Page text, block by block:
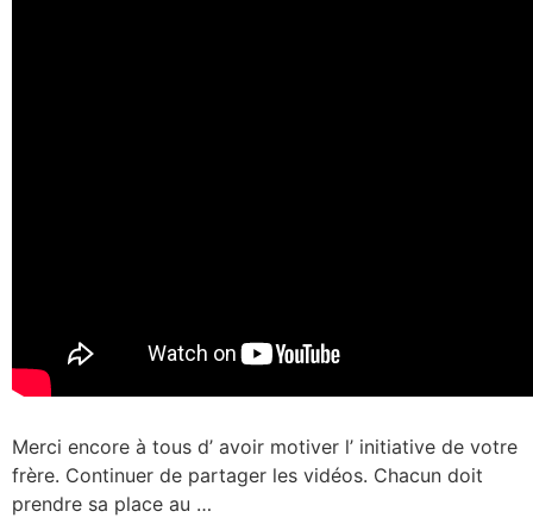
Merci encore à tous d’ avoir motiver l’ initiative de votre
frère. Continuer de partager les vidéos. Chacun doit
prendre sa place au …